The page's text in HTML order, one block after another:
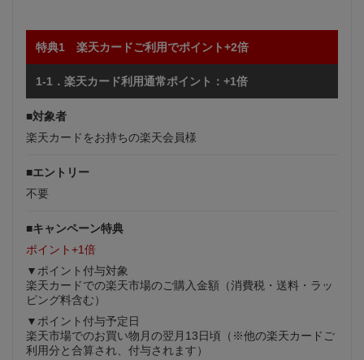
特典1 楽天カードご利用でポイント+2倍
1-1．楽天カード利用通常ポイント：+1倍
■対象者
楽天カードをお持ちの楽天会員様
■エントリー
不要
■キャンペーン特典
ポイント+1倍
▼ポイント付与対象
楽天カードでの楽天市場のご購入金額（消費税・送料・ラッ
ピング料含む）
▼ポイント付与予定日
楽天市場でのお買い物月の翌月13日頃（※他の楽天カードご
利用分と合算され、付与されます）